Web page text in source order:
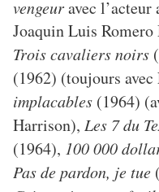
vengeuravec
Joaquin Luis
Trois cavaliers noirs
(1962) (toujours
implacables (1964)
Harrison), Les 7 du
(1964), 100 000
Pas de pardon, je tue